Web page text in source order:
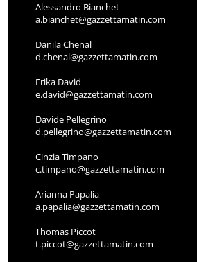
Alessandro Bianchet
a.bianchet@gazzettamatin.com
Danila Chenal
d.chenal@gazzettamatin.com
Erika David
e.david@gazzettamatin.com
Davide Pellegrino
d.pellegrino@gazzettamatin.com
Cinzia Timpano
c.timpano@gazzettamatin.com
Arianna Papalia
a.papalia@gazzettamatin.com
Thomas Piccot
t.piccot@gazzettamatin.com